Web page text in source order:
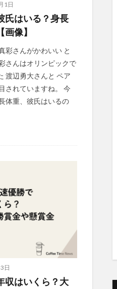
1日
氏はいる？身長
像】
彩さんがかわいい と
さんはオリンピックで
渡辺勇大さんと ペア
されていますね。 今
体重、彼氏はいるの
日
収はいくら？大